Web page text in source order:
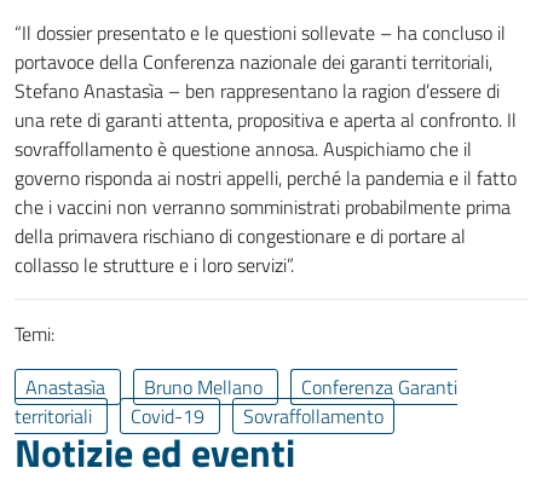
“Il dossier presentato e le questioni sollevate – ha concluso il
portavoce della Conferenza nazionale dei garanti territoriali,
Stefano Anastasìa – ben rappresentano la ragion d’essere di
una rete di garanti attenta, propositiva e aperta al confronto. Il
sovraffollamento è questione annosa. Auspichiamo che il
governo risponda ai nostri appelli, perché la pandemia e il fatto
che i vaccini non verranno somministrati probabilmente prima
della primavera rischiano di congestionare e di portare al
collasso le strutture e i loro servizi”.
Temi:
Anastasìa
Bruno Mellano
Conferenza Garanti
territoriali
Covid-19 Sovraffollamento
Notizie ed eventi